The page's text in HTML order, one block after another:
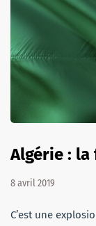
Algérie : la
8 avril 2019
C’est une